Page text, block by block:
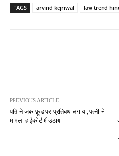
TAGS arvind kejriwal law trend
PREVIOUS ARTICLE
पति ने जंक फ़ूड पर प्रतिबंध लगाया, पत्नी ने
मामला हाईकोर्ट में उठाया